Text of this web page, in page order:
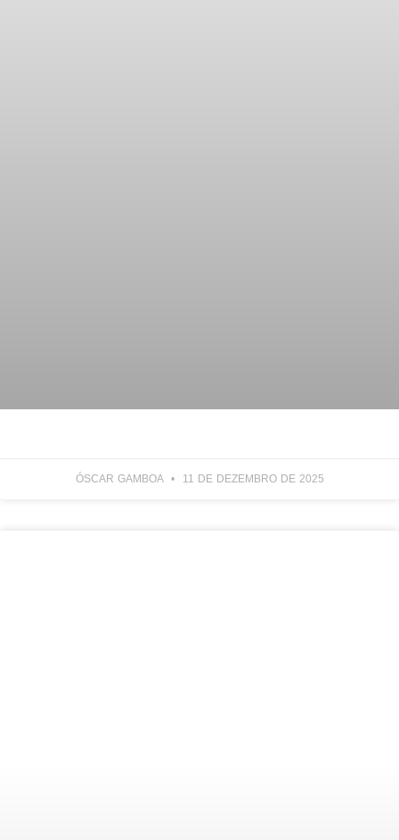
ÓSCAR GAMBOA 11 DE DEZEMBRO DE 2025